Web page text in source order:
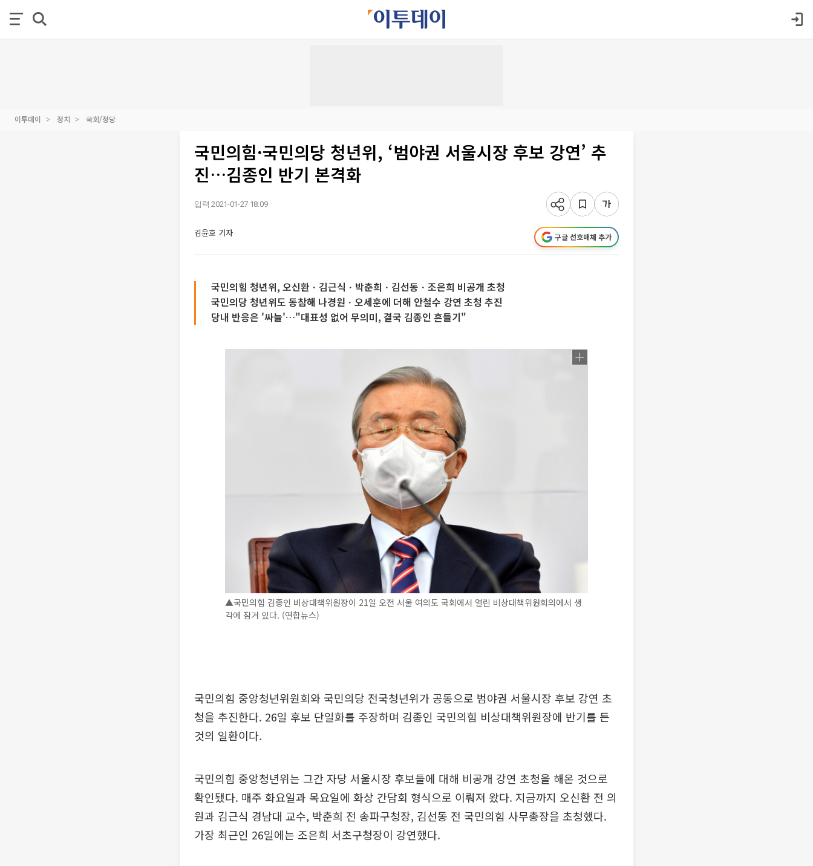
이투데이 정치 국회/정당
국민의힘·국민의당 청년위, ‘범야권 서울시장 후보 강연’ 추
진…김종인 반기 본격화
입력 2021-01-27 18:09
김윤호 기자 구글 선호매체 추가
국민의힘 청년위, 오신환ㆍ김근식ㆍ박춘희ㆍ김선동ㆍ조은희 비공개 초청
국민의당 청년위도 동참해 나경원ㆍ오세훈에 더해 안철수 강연 초청 추진
당내 반응은 '싸늘'…"대표성 없어 무의미, 결국 김종인 흔들기"
▲국민의힘 김종인 비상대책위원장이 21일 오전 서울 여의도 국회에서 열린 비상대책위원회의에서 생
각에 잠겨 있다. (연합뉴스)
국민의힘 중앙청년위원회와 국민의당 전국청년위가 공동으로 범야권 서울시장 후보 강연 초
청을 추진한다. 26일 후보 단일화를 주장하며 김종인 국민의힘 비상대책위원장에 반기를 든
것의 일환이다.
국민의힘 중앙청년위는 그간 자당 서울시장 후보들에 대해 비공개 강연 초청을 해온 것으로
확인됐다. 매주 화요일과 목요일에 화상 간담회 형식으로 이뤄져 왔다. 지금까지 오신환 전 의
원과 김근식 경남대 교수, 박춘희 전 송파구청장, 김선동 전 국민의힘 사무총장을 초청했다.
가장 최근인 26일에는 조은희 서초구청장이 강연했다.